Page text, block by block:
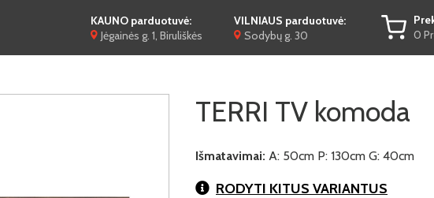
KAUNO parduotuvė:
Jėgainės g. 1, Biruliškės
VILNIAUS parduotuvė:
Sodybų g. 30
0
TERRI TV komoda
Išmatavimai: A: 50cm P: 130cm G: 40cm
RODYTI KITUS VARIANTUS